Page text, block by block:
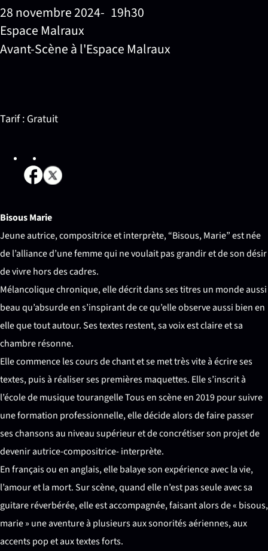
28 novembre 2024 19h30
Espace Malraux
Avant-Scène à l'Espace Malraux
Tarif : Gratuit
Bisous Marie
Jeune autrice, compositrice et interprète, “Bisous, Marie” est née
de l’alliance d’une femme qui ne voulait pas grandir et de son désir
de vivre hors des cadres.
Mélancolique chronique, elle décrit dans ses titres un monde aussi
beau qu’absurde en s’inspirant de ce qu’elle observe aussi bien en
elle que tout autour. Ses textes restent, sa voix est claire et sa
chambre résonne.
Elle commence les cours de chant et se met très vite à écrire ses
textes, puis à réaliser ses premières maquettes. Elle s’inscrit à
l’école de musique tourangelle Tous en scène en 2019 pour suivre
une formation professionnelle, elle décide alors de faire passer
ses chansons au niveau supérieur et de concrétiser son projet de
devenir autrice-compositrice- interprète.
En français ou en anglais, elle balaye son expérience avec la vie,
l’amour et la mort. Sur scène, quand elle n’est pas seule avec sa
guitare réverbérée, elle est accompagnée, faisant alors de « bisous,
marie » une aventure à plusieurs aux sonorités aériennes, aux
accents pop et aux textes forts.